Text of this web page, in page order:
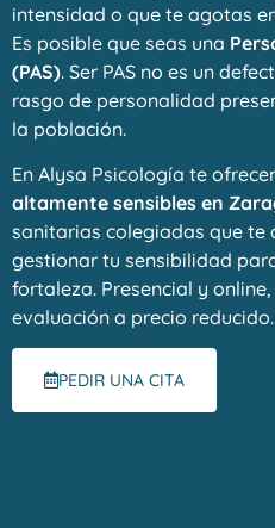
intensidad o que te agotas
Es posible que seas una
(PAS). Ser PAS no es un
rasgo de personalidad
la población.
En Alysa Psicología te
altamente sensibles en
sanitarias colegiadas que te
gestionar tu sensibilidad
fortaleza. Presencial y
evaluación a precio reducido.
PEDIR UNA CITA